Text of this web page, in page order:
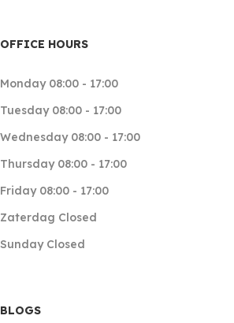
OFFICE HOURS
Monday 08:00 - 17:00
Tuesday 08:00 - 17:00
Wednesday 08:00 - 17:00
Thursday 08:00 - 17:00
Friday 08:00 - 17:00
Zaterdag Closed
Sunday Closed
BLOGS